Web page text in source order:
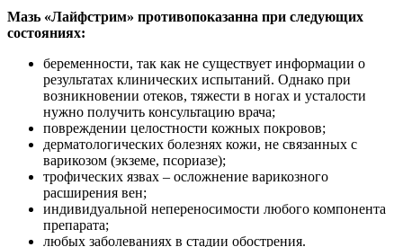
Мазь «Лайфстрим» противопоказанна при следующих
состояниях:
беременности, так как не существует информации о
результатах клинических испытаний. Однако при
возникновении отеков, тяжести в ногах и усталости
нужно получить консультацию врача;
повреждении целостности кожных покровов;
дерматологических болезнях кожи, не связанных с
варикозом (экземе, псориазе);
трофических язвах – осложнение варикозного
расширения вен;
индивидуальной непереносимости любого компонента
препарата;
любых заболеваниях в стадии обострения.